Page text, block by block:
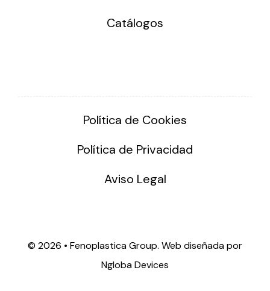
Catálogos
Política de Cookies
Política de Privacidad
Aviso Legal
© 2026 • Fenoplastica Group. Web diseñada por
Ngloba Devices